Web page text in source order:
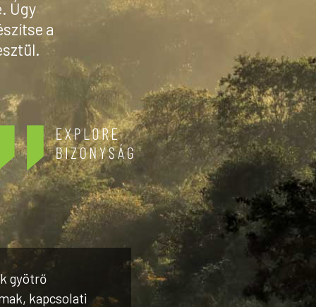
Úgy
a
gyötrő
kapcsolati